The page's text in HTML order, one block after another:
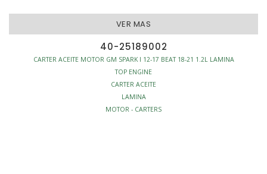
VER MAS
40-25189002
CARTER ACEITE MOTOR GM SPARK I 12-17 BEAT 18-21 1.2L LAMINA
TOP ENGINE
CARTER ACEITE
LAMINA
MOTOR - CARTERS